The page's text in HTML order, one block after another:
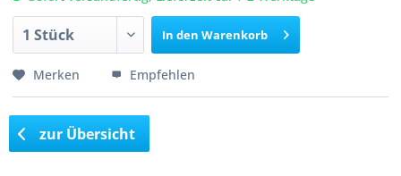
In den Warenkorb
Merken Empfehlen
zur Übersicht